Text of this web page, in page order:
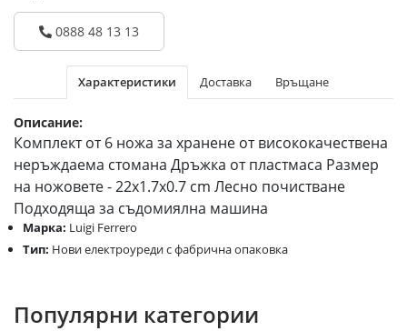
0888 48 13 13
Характеристики Доставка Връщане
Описание:
Комплект от 6 ножа за хранене от висококачествена
неръждаема стомана Дръжка от пластмаса Размер
на ножовете - 22x1.7x0.7 cm Лесно почистване
Подходяща за съдомиялна машина
Марка: Luigi Ferrero
Тип: Нови електроуреди с фабрична опаковка
Популярни категории